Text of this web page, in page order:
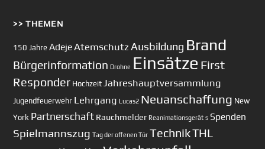
>> THEMEN
150 Jahre AdejeAtemschutz Ausbildung Brand
Bürgerinformation Drohne Einsätze First
Responder Hochzeit Jahreshauptversammlung
Jugendfeuerwehr Lehrgang Lucas2 Neuanschaffung New
York Partnerschaft Rauchmelder Reanimationsgerät s Spenden
Spielmannszug Tag der offenen Tür TechnikTHL